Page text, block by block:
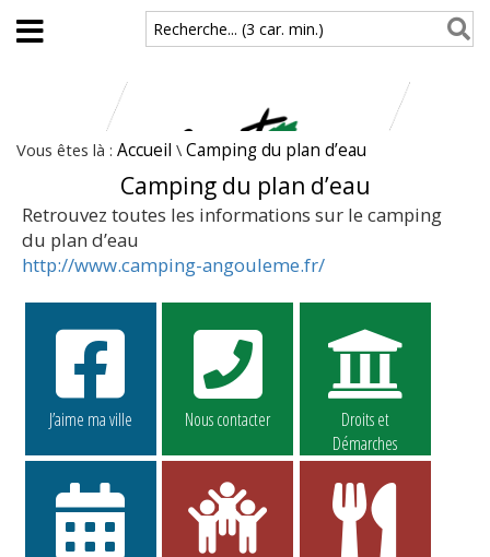
Aller au contenu principal
Recherche... (3 car. min.)
Vous êtes là : Accueil \ Camping du plan d’eau
Camping du plan d’eau
Retrouvez toutes les informations sur le camping
du plan d’eau
http://www.camping-angouleme.fr/
J’aime ma ville Nous contacter
Droits et
Démarches